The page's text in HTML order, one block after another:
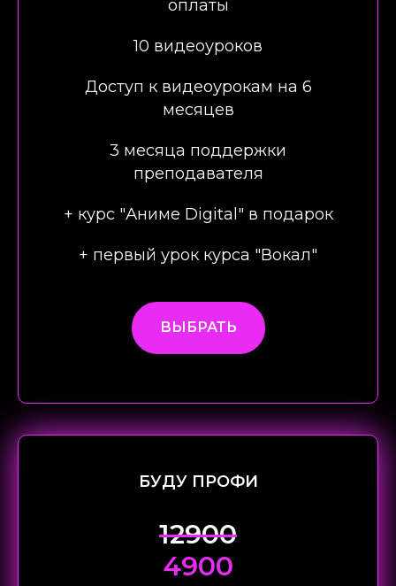
оплаты
10 видеоуроков
Доступ к видеоурокам на 6
месяцев
3 месяца поддержки
преподавателя
+ курс "Аниме Digital" в подарок
+ первый урок курса "Вокал"
ВЫБРАТЬ
БУДУ ПРОФИ
12900
4900